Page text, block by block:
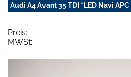
Audi A4 Avant 35 TDI *LED Navi
Preis:
MWSt: